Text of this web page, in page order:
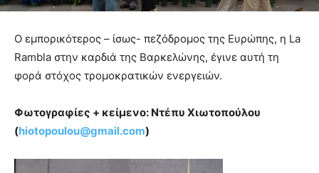
Ο εμπορικότερος – ίσως- πεζόδρομος της Ευρώπης, η La
Rambla στην καρδιά της Βαρκελώνης, έγινε αυτή τη
φορά στόχος τρομοκρατικών ενεργειών.
Φωτογραφίες + κείμενο: Ντέπυ Χιωτοπούλου
(hiotopoulou@gmail.com)